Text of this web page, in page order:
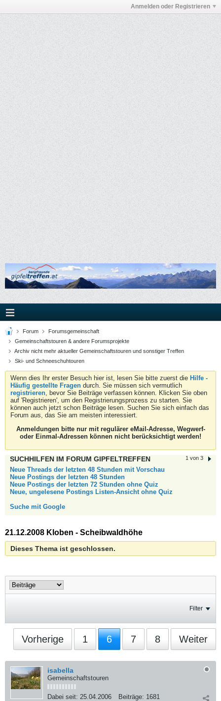
Anmelden oder Registrieren
Forum
Forumsgemeinschaft
Gemeinschaftstouren & andere Forumsprojekte
Archiv nicht mehr aktueller Gemeinschaftstouren und sonstiger Treffen
Ski- und Schneeschuhtouren
Wenn dies Ihr erster Besuch hier ist, lesen Sie bitte zuerst die Hilfe -
Häufig gestellte Fragen durch. Sie müssen sich vermutlich
registrieren, bevor Sie Beiträge verfassen können. Klicken Sie oben
auf 'Registrieren', um den Registrierungsprozess zu starten. Sie
können auch jetzt schon Beiträge lesen. Suchen Sie sich einfach das
Forum aus, das Sie am meisten interessiert.
Anmeldungen bitte nur mit regulärer eMail-Adresse, Wegwerf-
oder Einmal-Adressen können nicht berücksichtigt werden!
1 von 3
SUCHHILFEN IM FORUM GIPFELTREFFEN
Neue Threads der letzten 48 Stunden mit Vorschau
Neue Postings der letzten 48 Stunden
Neue Postings der letzten 72 Stunden ohne Quiz
Neue, ungelesene Postings Listen-Ansicht ohne Quiz
Suche mit Google
21.12.2008 Kloben - Scheibwaldhöhe
Dieses Thema ist geschlossen.
Filter
Vorherige 1 6 7 8 Weiter
isabella
Gemeinschaftstouren
Dabei seit: 25.04.2006 Beiträge: 1681